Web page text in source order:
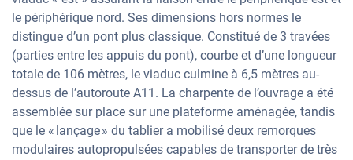
le périphérique nord. Ses dimensions hors normes le
distingue d’un pont plus classique. Constitué de 3 travées
(parties entre les appuis du pont), courbe et d’une longueur
totale de 106 mètres, le viaduc culmine à 6,5 mètres au-
dessus de l’autoroute A11. La charpente de l’ouvrage a été
assemblée sur place sur une plateforme aménagée, tandis
que le « lançage » du tablier a mobilisé deux remorques
modulaires autopropulsées capables de transporter de très